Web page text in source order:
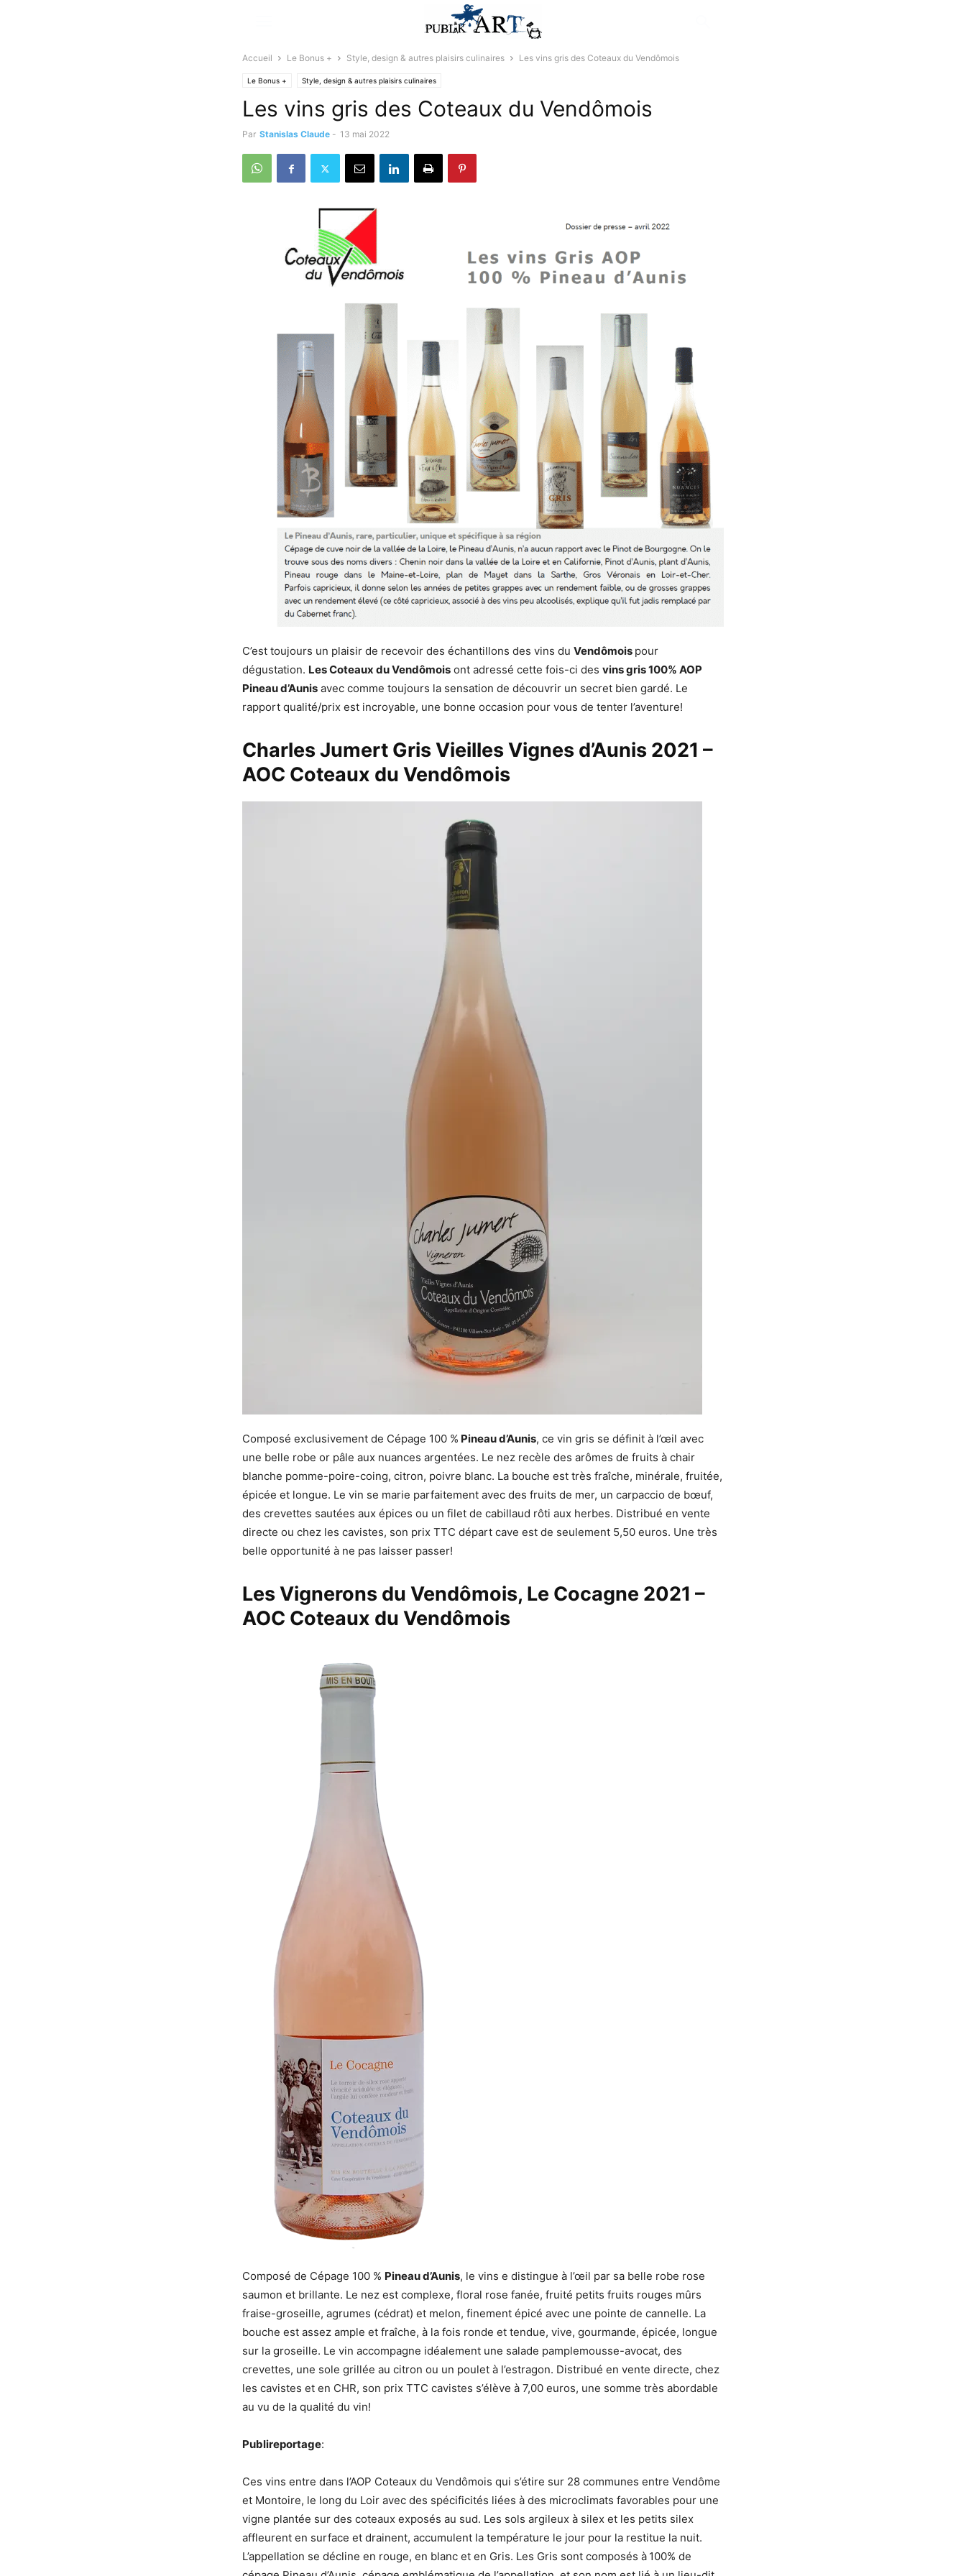
Accueil Le Bonus + Style, design & autres plaisirs culinaires Les vins gris des Coteaux du Vendômois
Le Bonus + Style, design & autres plaisirs culinaires
Les vins gris des Coteaux du Vendômois
Par Stanislas Claude - 13 mai 2022
C’est toujours un plaisir de recevoir des échantillons des vins du Vendômois pour
dégustation. Les Coteaux du Vendômois ont adressé cette fois-ci des vins gris 100% AOP
Pineau d’Aunis avec comme toujours la sensation de découvrir un secret bien gardé. Le
rapport qualité/prix est incroyable, une bonne occasion pour vous de tenter l’aventure!
Charles Jumert Gris Vieilles Vignes d’Aunis 2021 –
AOC Coteaux du Vendômois
Composé exclusivement de Cépage 100 % Pineau d’Aunis, ce vin gris se définit à l’œil avec
une belle robe or pâle aux nuances argentées. Le nez recèle des arômes de fruits à chair
blanche pomme-poire-coing, citron, poivre blanc. La bouche est très fraîche, minérale, fruitée,
épicée et longue. Le vin se marie parfaitement avec des fruits de mer, un carpaccio de bœuf,
des crevettes sautées aux épices ou un filet de cabillaud rôti aux herbes. Distribué en vente
directe ou chez les cavistes, son prix TTC départ cave est de seulement 5,50 euros. Une très
belle opportunité à ne pas laisser passer!
Les Vignerons du Vendômois, Le Cocagne 2021 –
AOC Coteaux du Vendômois
Composé de Cépage 100 % Pineau d’Aunis, le vins e distingue à l’œil par sa belle robe rose
saumon et brillante. Le nez est complexe, floral rose fanée, fruité petits fruits rouges mûrs
fraise-groseille, agrumes (cédrat) et melon, finement épicé avec une pointe de cannelle. La
bouche est assez ample et fraîche, à la fois ronde et tendue, vive, gourmande, épicée, longue
sur la groseille. Le vin accompagne idéalement une salade pamplemousse-avocat, des
crevettes, une sole grillée au citron ou un poulet à l’estragon. Distribué en vente directe, chez
les cavistes et en CHR, son prix TTC cavistes s’élève à 7,00 euros, une somme très abordable
au vu de la qualité du vin!
Publireportage:
Ces vins entre dans l’AOP Coteaux du Vendômois qui s’étire sur 28 communes entre Vendôme
et Montoire, le long du Loir avec des spécificités liées à des microclimats favorables pour une
vigne plantée sur des coteaux exposés au sud. Les sols argileux à silex et les petits silex
affleurent en surface et drainent, accumulent la température le jour pour la restitue la nuit.
L’appellation se décline en rouge, en blanc et en Gris. Les Gris sont composés à 100% de